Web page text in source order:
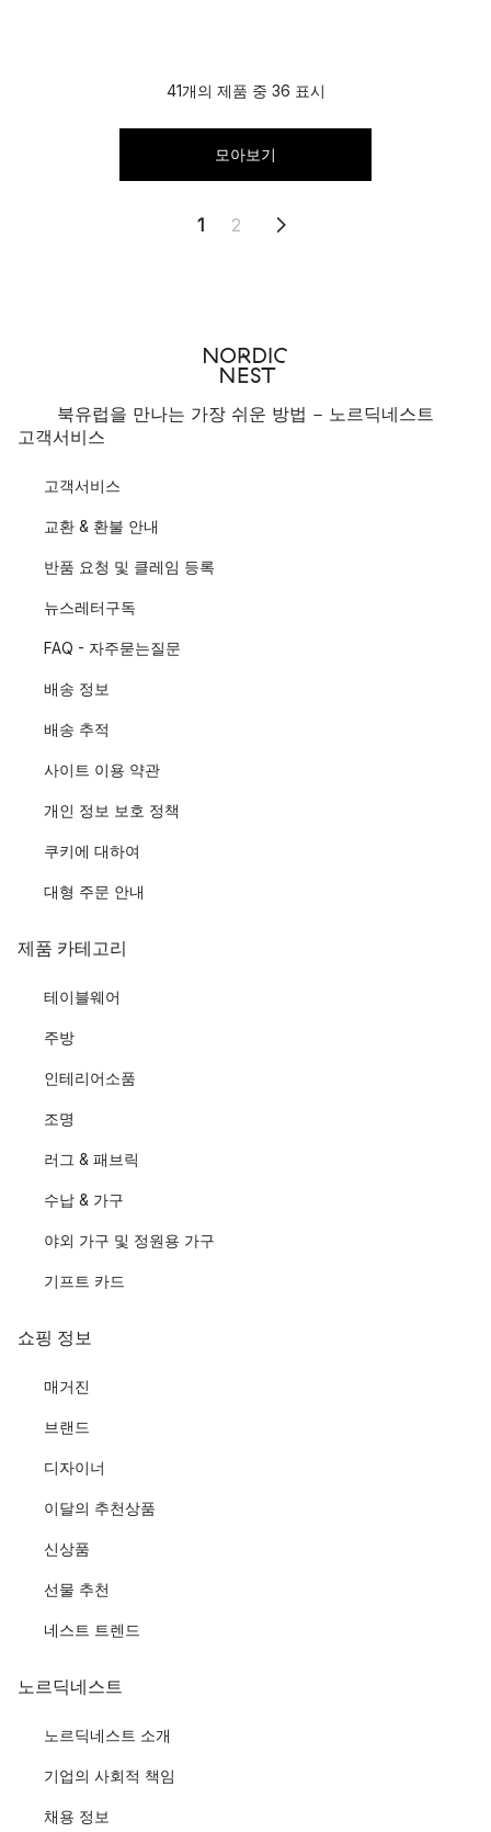
41개의 제품 중 36 표시
모아보기
1 2
북유럽을 만나는 가장 쉬운 방법 - 노르딕네스트
고객서비스
고객서비스
교환 & 환불 안내
반품 요청 및 클레임 등록
뉴스레터구독
FAQ - 자주묻는질문
배송 정보
배송 추적
사이트 이용 약관
개인 정보 보호 정책
쿠키에 대하여
대형 주문 안내
제품 카테고리
테이블웨어
주방
인테리어소품
조명
러그 & 패브릭
수납 & 가구
야외 가구 및 정원용 가구
기프트 카드
쇼핑 정보
매거진
브랜드
디자이너
이달의 추천상품
신상품
선물 추천
네스트 트렌드
노르딕네스트
노르딕네스트 소개
기업의 사회적 책임
채용 정보